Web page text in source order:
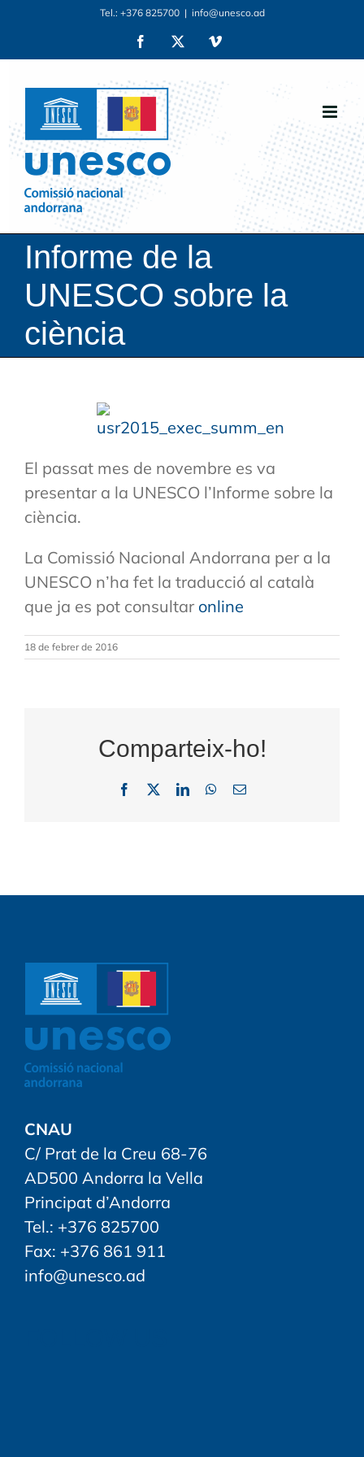
content
Tel.: +376 825700 | info@unesco.ad
Facebook Vimeo
Informe de la
UNESCO sobre la
ciència
El passat mes de novembre es va
presentar a la UNESCO l’Informe sobre la
ciència.
La Comissió Nacional Andorrana per a la
UNESCO n’ha fet la traducció al català
que ja es pot consultar online
18 de febrer de 2016
Comparteix-ho!
Facebook LinkedInWhatsApp
Email:
CNAU
C/ Prat de la Creu 68-76
AD500 Andorra la Vella
Principat d’Andorra
Tel.: +376 825700
Fax: +376 861 911
info@unesco.ad